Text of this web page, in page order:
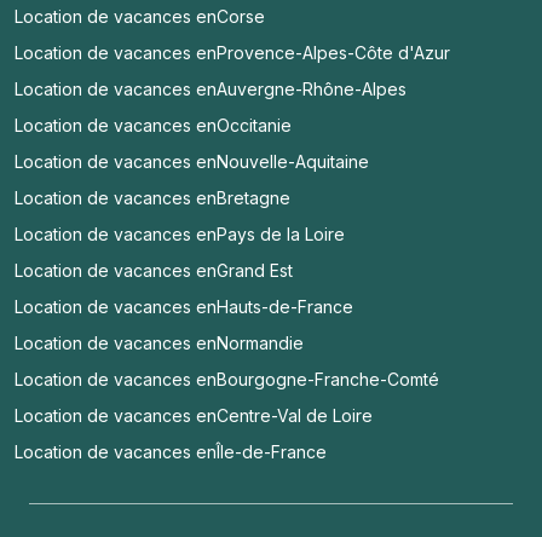
Location de vacances enCorse
Location de vacances enProvence-Alpes-Côte d'Azur
Location de vacances enAuvergne-Rhône-Alpes
Location de vacances enOccitanie
Location de vacances enNouvelle-Aquitaine
Location de vacances enBretagne
Location de vacances enPays de la Loire
Location de vacances enGrand Est
Location de vacances enHauts-de-France
Location de vacances enNormandie
Location de vacances enBourgogne-Franche-Comté
Location de vacances enCentre-Val de Loire
Location de vacances enÎle-de-France